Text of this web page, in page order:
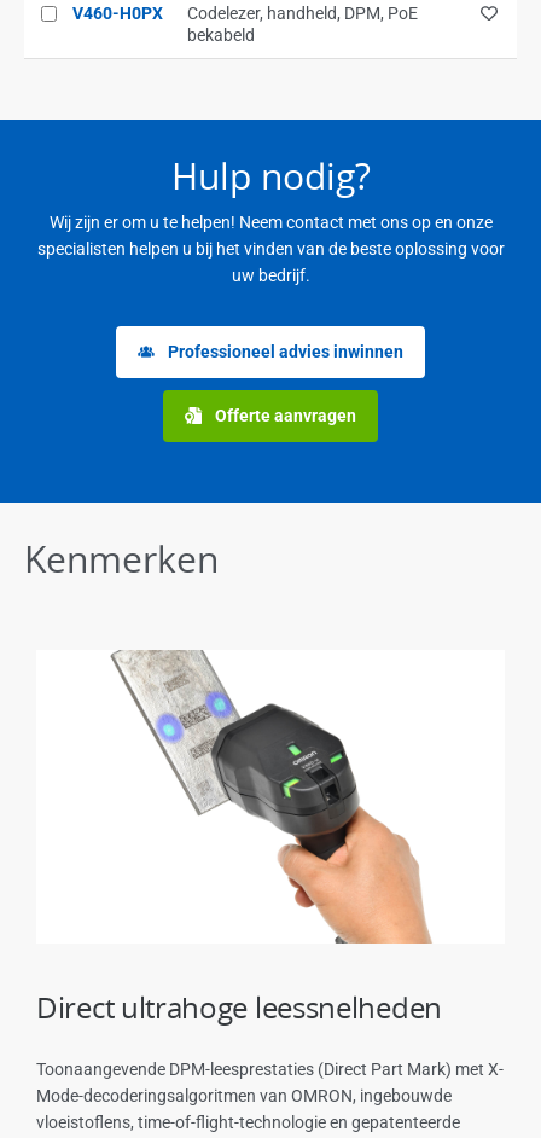
V460-H0PX
Codelezer, handheld, DPM, PoE
bekabeld
Hulp nodig?
Wij zijn er om u te helpen! Neem contact met ons op en onze
specialisten helpen u bij het vinden van de beste oplossing voor
uw bedrijf.
Professioneel advies inwinnen
Offerte aanvragen
Kenmerken
Direct ultrahoge leessnelheden
Toonaangevende DPM-leesprestaties (Direct Part Mark) met X-
Mode-decoderingsalgoritmen van OMRON, ingebouwde
vloeistoflens, time-of-flight-technologie en gepatenteerde